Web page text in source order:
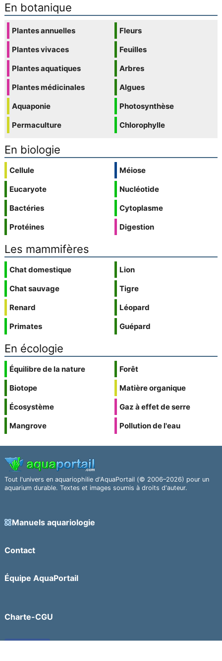
En botanique
Plantes annuelles
Plantes vivaces
Plantes aquatiques
Plantes médicinales
Aquaponie
Permaculture
Fleurs
Feuilles
Arbres
Algues
Photosynthèse
Chlorophylle
En biologie
Cellule
Eucaryote
Bactéries
Protéines
Méiose
Nucléotide
Cytoplasme
Digestion
Les mammifères
Chat domestique
Chat sauvage
Renard
Primates
Lion
Tigre
Léopard
Guépard
En écologie
Équilibre de la nature
Biotope
Écosystème
Mangrove
Forêt
Matière organique
Gaz à effet de serre
Pollution de l'eau
Tout l'univers en aquariophilie d'AquaPortail (© 2006–2026) pour un
aquarium durable. Textes et images soumis à droits d'auteur.
Manuels aquariologie
Contact
Équipe AquaPortail
Charte-CGU